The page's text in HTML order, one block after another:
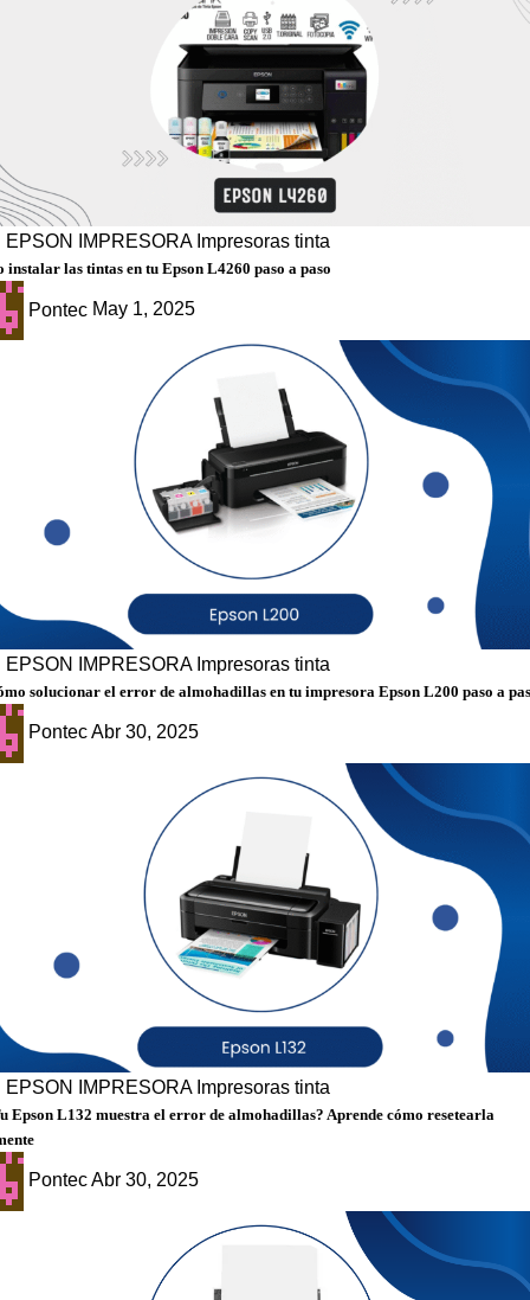
EPSON IMPRESORA Impresoras tinta
instalar las tintas en tu Epson L4260 paso a paso
Pontec May 1, 2025
EPSON IMPRESORA Impresoras tinta
solucionar el error de almohadillas en tu impresora Epson L200 paso a
PontecAbr 30, 2025
EPSON IMPRESORA Impresoras tinta
Epson L132 muestra el error de almohadillas? Aprende cómo resetearla
PontecAbr 30, 2025